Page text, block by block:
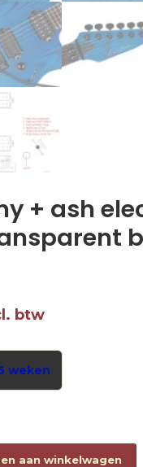
+ ash
btw
weken
guitar,
aan winkelwagen